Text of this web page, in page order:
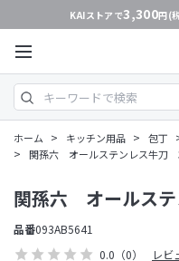
KAIストアで3,300円(
ホーム > キッチン用品 > 包丁
> 関孫六 オールステンレス牛刀
0.0 （0） レビ
関孫六 オールス
品番093AB5641